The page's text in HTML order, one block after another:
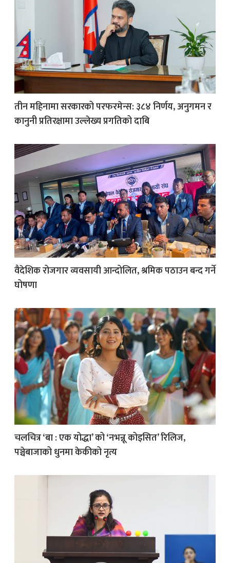
तीन महिनामा सरकारको परफरमेन्स: ३८४ निर्णय, अनुगमन र
कानुनी प्रतिरक्षामा उल्लेख्य प्रगतिको दाबि
वैदेशिक रोजगार व्यवसायी आन्दोलित, श्रमिक पठाउन बन्द गर्ने
घोषणा
चलचित्र ‘बा : एक योद्धा’ को ‘नभन्नू कोइसित’ रिलिज,
पञ्चेबाजाको धुनमा केकीको नृत्य